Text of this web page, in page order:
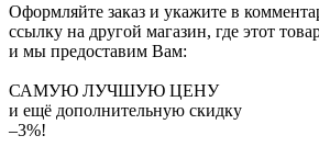
Оформляйте заказ и укажите в
ссылку на другой магазин, где этот
и мы предоставим Вам:
САМУЮ ЛУЧШУЮ ЦЕНУ
и ещё дополнительную скидку
–3%!